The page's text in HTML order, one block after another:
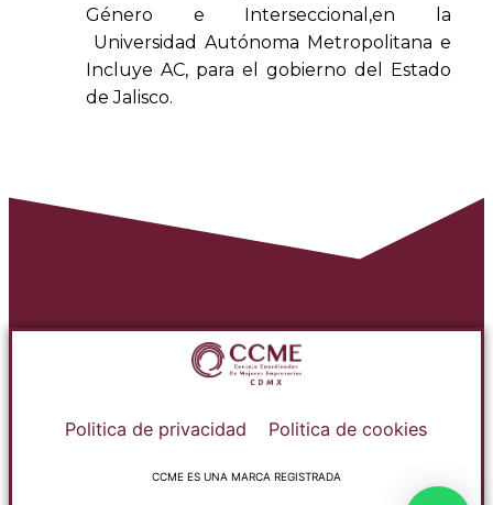
Género e Interseccional,en la
Universidad Autónoma Metropolitana e
Incluye AC, para el gobierno del Estado
de Jalisco.
Politica de privacidad Politica de cookies
CCME ES UNA MARCA REGISTRADA